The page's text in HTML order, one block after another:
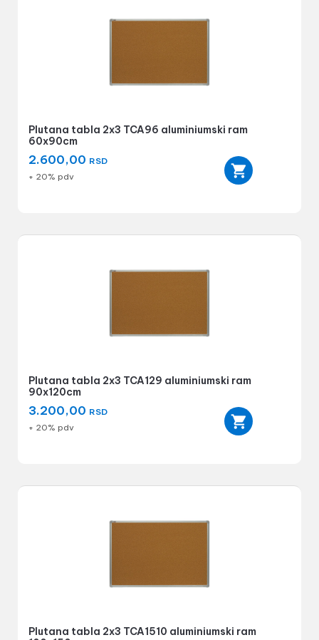
Plutana tabla 2x3 TCA96 aluminiumski ram
60x90cm
2.600,00 RSD
+ 20% pdv
Plutana tabla 2x3 TCA129 aluminiumski ram
90x120cm
3.200,00 RSD
+ 20% pdv
Plutana tabla 2x3 TCA1510 aluminiumski ram